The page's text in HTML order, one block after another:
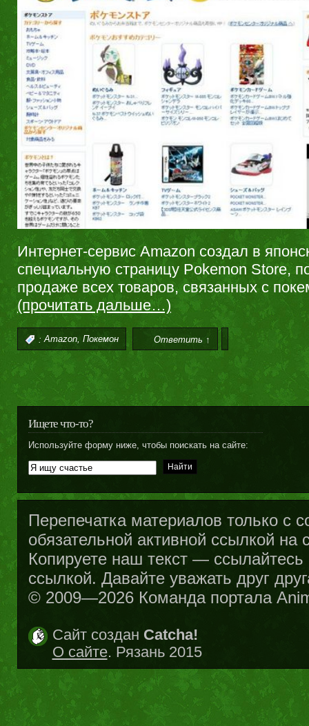
Интернет-сервис Amazon создал в
специальную страницу Pokemon Store,
продаже всех товаров, связанных с
(прочитать дальше…)
: Amazon, Покемон Ответить ↑
Ищете что-то?
Используйте форму ниже, чтобы поискать на сайте:
Перепечатка материалов только с
обязательной активной ссылкой на
Копируете наш текст —
ссылкой. Давайте уважать друг
© 2009—2026 Команда портала
Сайт создан Catcha!
О сайте. Рязань 2015